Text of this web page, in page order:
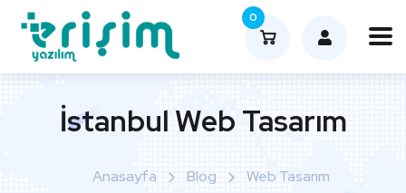
0
İstanbul Web Tasarım
Anasayfa Blog Web Tasarım